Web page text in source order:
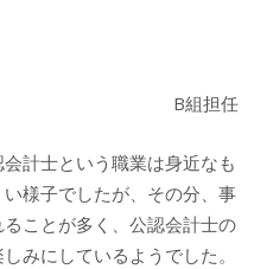
B組担任
計士という職業は身近なも
様子でしたが、その分、事
ことが多く、公認会計士の
みにしているようでした。